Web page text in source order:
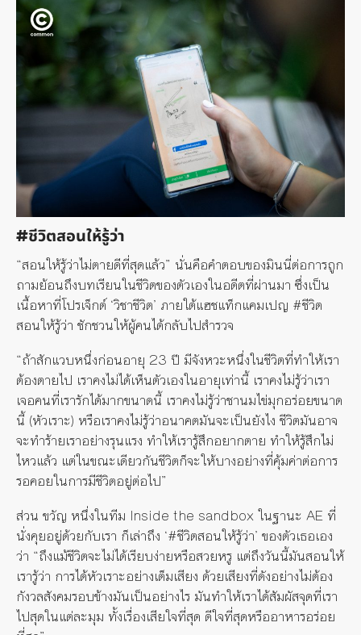
#ชีวิตสอนให้รู้ว่า
“สอนให้รู้ว่าไม่ตายดีที่สุดแล้ว” นั่นคือคำตอบของมินนี่ต่อการถูก
ถามย้อนถึงบทเรียนในชีวิตของตัวเองในอดีตที่ผ่านมา ซึ่งเป็น
เนื้อหาที่โปรเจ็กต์ ‘วิชาชีวิต’ ภายใต้แฮชแท็กแคมเปญ #ชีวิต
สอนให้รู้ว่า ชักชวนให้ผู้คนได้กลับไปสำรวจ
“ถ้าสักแวบหนึ่งก่อนอายุ 23 ปี มีจังหวะหนึ่งในชีวิตที่ทำให้เรา
ต้องตายไป เราคงไม่ได้เห็นตัวเองในอายุเท่านี้ เราคงไม่รู้ว่าเรา
เจอคนที่เรารักได้มากขนาดนี้ เราคงไม่รู้ว่าชานมไข่มุกอร่อยขนาด
นี้ (หัวเราะ) หรือเราคงไม่รู้ว่าอนาคตมันจะเป็นยังไง ชีวิตมันอาจ
จะทำร้ายเราอย่างรุนแรง ทำให้เรารู้สึกอยากตาย ทำให้รู้สึกไม่
ไหวแล้ว แต่ในขณะเดียวกันชีวิตก็จะให้บางอย่างที่คุ้มค่าต่อการ
รอคอยในการมีชีวิตอยู่ต่อไป”
ส่วน ขวัญ หนึ่งในทีม Inside the sandbox ในฐานะ AE ที่
นั่งคุยอยู่ด้วยกับเรา ก็เล่าถึง ‘#ชีวิตสอนให้รู้ว่า’ ของตัวเธอเอง
ว่า “ถึงแม้ชีวิตจะไม่ได้เรียบง่ายหรือสวยหรู แต่ถึงวันนี้มันสอนให้
เรารู้ว่า การได้หัวเราะอย่างเต็มเสียง ด้วยเสียงที่ดังอย่างไม่ต้อง
กังวลสังคมรอบข้างมันเป็นอย่างไร มันทำให้เราได้สัมผัสจุดที่เรา
ไปสุดในแต่ละมุม ทั้งเรื่องเสียใจที่สุด ดีใจที่สุดหรืออาหารอร่อย